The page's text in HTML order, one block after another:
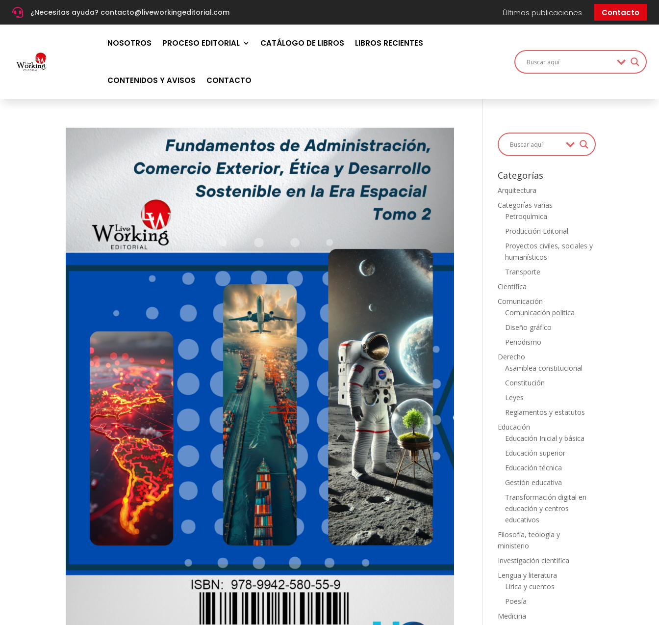
 ¿Necesitas ayuda? contacto@liveworkingeditorial.com Últimas publicaciones Contacto
NOSOTROS PROCESO EDITORIAL CATÁLOGO DE LIBROS LIBROS RECIENTES
CONTENIDOS Y AVISOS CONTACTO
Categorías
Arquitectura
Categorías varías
Petroquímica
Producción Editorial
Proyectos civiles, sociales y
humanísticos
Transporte
Científica
Comunicación
Comunicación política
Diseño gráfico
Periodismo
Derecho
Asamblea constitucional
Constitución
Leyes
Reglamentos y estatutos
Educación
Educación Inicial y básica
Educación superior
Educación técnica
Gestión educativa
Transformación digital en
educación y centros
educativos
Filosofía, teología y
ministerio
Investigación científica
Lengua y literatura
Lírica y cuentos
Poesía
Medicina